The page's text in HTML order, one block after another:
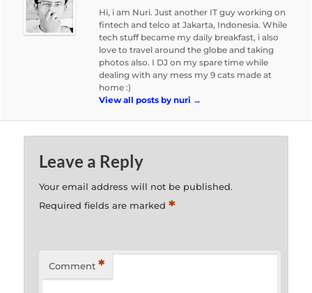
Hi, i am Nuri. Just another IT guy working on
fintech and telco at Jakarta, Indonesia. While
tech stuff became my daily breakfast, i also
love to travel around the globe and taking
photos also. I DJ on my spare time while
dealing with any mess my 9 cats made at
home :)
View all posts by nuri →
Leave a Reply
Your email address will not be published.
Required fields are marked*
Comment *